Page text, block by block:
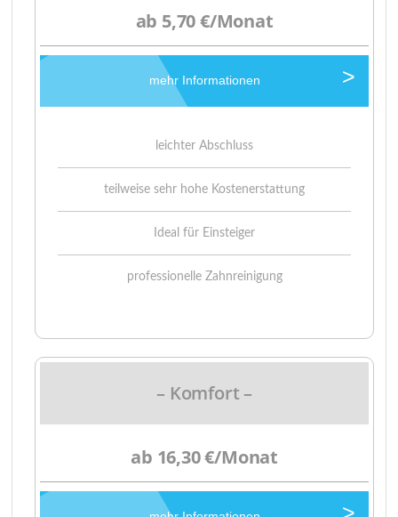
ab 5,70 €/Monat
mehr Informationen
leichter Abschluss
teilweise sehr hohe Kostenerstattung
Ideal für Einsteiger
professionelle Zahnreinigung
– Komfort –
ab 16,30 €/Monat